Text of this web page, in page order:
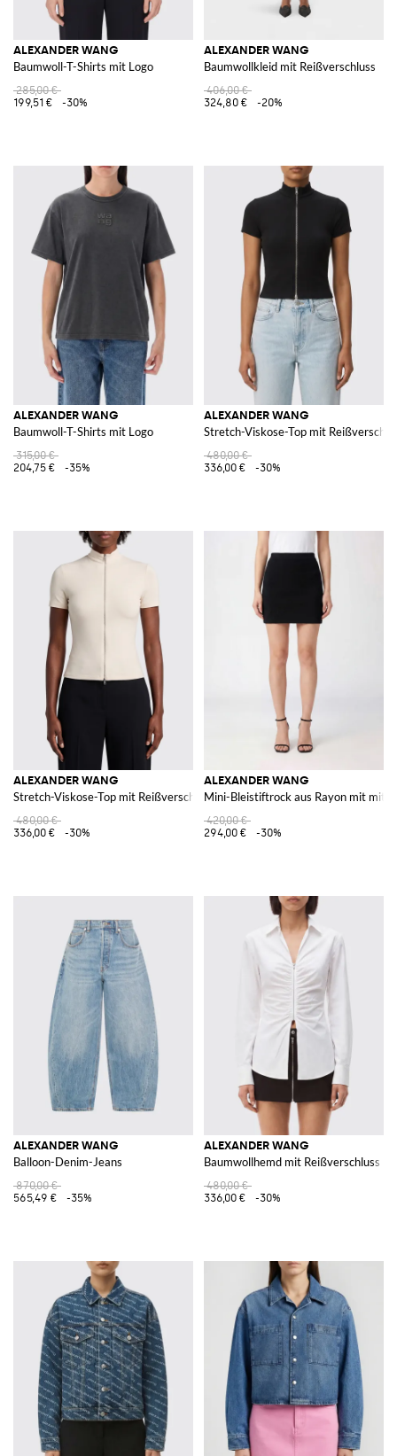
ALEXANDER WANG
Baumwoll-T-Shirts mit Logo
285,00 €
199,51 €
-30%
ALEXANDER WANG
Baumwollkleid mit Reißverschluss
406,00 €
324,80 €
-20%
ALEXANDER WANG
Baumwoll-T-Shirts mit Logo
315,00 €
204,75 €
-35%
ALEXANDER WANG
Stretch-Viskose-Top mit
480,00 €
336,00 €
-30%
ALEXANDER WANG
Stretch-Viskose-Top mit Reißverschluss
480,00 €
336,00 €
-30%
ALEXANDER WANG
Mini-Bleistiftrock aus Rayon mit
420,00 €
294,00 €
-30%
ALEXANDER WANG
Balloon-Denim-Jeans
870,00 €
565,49 €
-35%
ALEXANDER WANG
Baumwollhemd mit Reißverschluss
480,00 €
336,00 €
-30%